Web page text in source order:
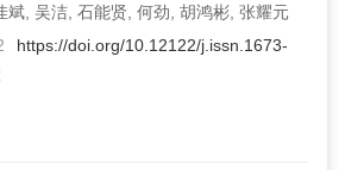
斌, 吴洁, 石能贤, 何劲, 胡鸿彬, 张耀元
https://doi.org/10.12122/j.issn.1673-